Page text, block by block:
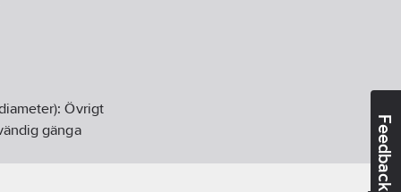
Feedback
Övrigt
gänga